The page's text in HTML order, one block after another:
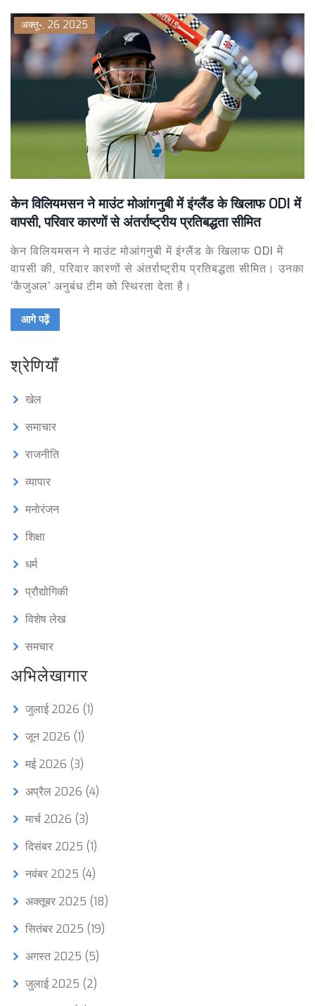
अक्तू॰, 26 2025
केन विलियमसन ने माउंट मोआंगनुबी में इंग्लैंड के खिलाफ ODI में
वापसी, परिवार कारणों से अंतर्राष्ट्रीय प्रतिबद्धता सीमित
केन विलियमसन ने माउंट मोआंगनुबी में इंग्लैंड के खिलाफ ODI में
वापसी की, परिवार कारणों से अंतर्राष्ट्रीय प्रतिबद्धता सीमित। उनका
‘कैजुअल’ अनुबंध टीम को स्थिरता देता है।
आगे पढ़ें
श्रेणियाँ
खेल
समाचार
राजनीति
व्यापार
मनोरंजन
शिक्षा
धर्म
प्रौद्योगिकी
विशेष लेख
समचार
अभिलेखागार
जुलाई 2026 (1)
जून 2026 (1)
मई 2026 (3)
अप्रैल 2026 (4)
मार्च 2026 (3)
दिसंबर 2025 (1)
नवंबर 2025 (4)
अक्तूबर 2025 (18)
सितंबर 2025 (19)
अगस्त 2025 (5)
जुलाई 2025 (2)